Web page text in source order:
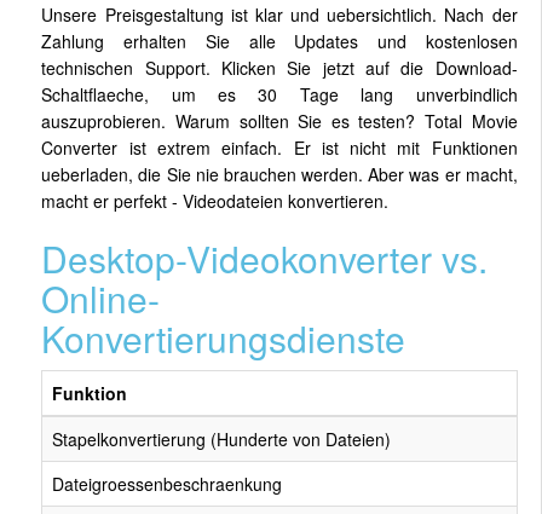
Unsere Preisgestaltung ist klar und uebersichtlich. Nach der
Zahlung erhalten Sie alle Updates und kostenlosen
technischen Support. Klicken Sie jetzt auf die Download-
Schaltflaeche, um es 30 Tage lang unverbindlich
auszuprobieren. Warum sollten Sie es testen? Total Movie
Converter ist extrem einfach. Er ist nicht mit Funktionen
ueberladen, die Sie nie brauchen werden. Aber was er macht,
macht er perfekt - Videodateien konvertieren.
Desktop-Videokonverter vs.
Online-
Konvertierungsdienste
Funktion
Stapelkonvertierung (Hunderte von Dateien)
Dateigroessenbeschraenkung